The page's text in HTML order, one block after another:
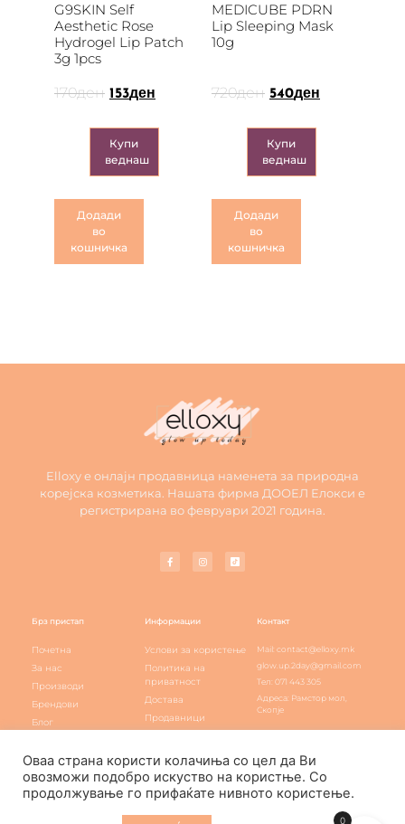
G9SKIN Self
Aesthetic Rose
Hydrogel Lip Patch
3g 1pcs
170ден 153ден
Купи
веднаш
Додади
во
кошничка
MEDICUBE PDRN
Lip Sleeping Mask
10g
720ден 540ден
Купи
веднаш
Додади
во
кошничка
Elloxy е онлајн продавница наменета за природна
корејска козметика. Нашата фирма ДООЕЛ Елокси е
регистрирана во февруари 2021 година.
Брз пристап
Почетна
За нас
Производи
Брендови
Блог
Информации
Услови за користење
Политика на
приватност
Достава
Продавници
Контакт
Mail: contact@elloxy.mk
glow.up.2day@gmail.com
Тел: 071 443 305
Адреса: Рамстор мол,
Скопје
Elloxy Cosmetic © All rights reserved
Оваа страна користи колачиња со цел да Ви
овозможи подобро искуство на користње. Со
продолжување го прифаќате нивното користење.
0